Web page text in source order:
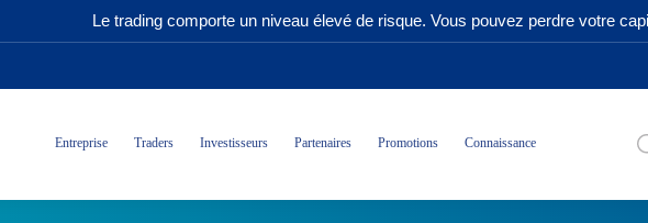
Le trading comporte un niveau élevé de risque. Vous pouvez perdre votre
Entreprise Traders Investisseurs Partenaires Promotions Connaissance